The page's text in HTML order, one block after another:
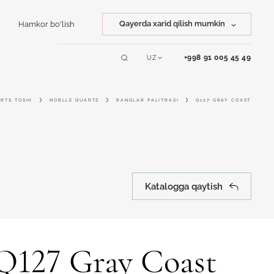
Online dizayner
Hamkor bo'lish Qayerda xarid qilish mumkin
UZ +998 91 005 45 49
TOSHI NOBLLE QUARTZ RANGLAR PALITRASI Q127 GRAY COAST
Katalogga qaytish
Gray Coast